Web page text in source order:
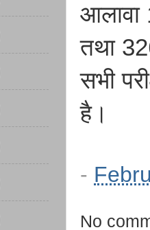
आलावा
तथा
सभी
है।
-
No